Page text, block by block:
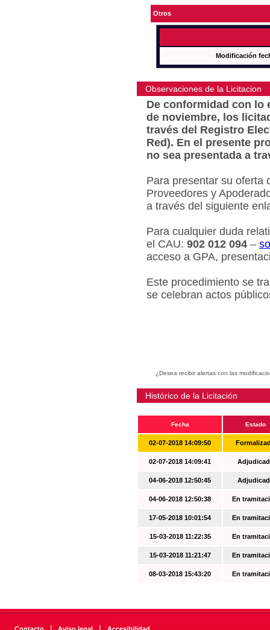
Otros
Modificación
Observaciones de la Licitacion
De conformidad con lo
de noviembre, los
través del Registro
Red). En el presente
no sea presentada a
Para presentar su oferta
Proveedores y
a través del siguiente
Para cualquier duda
el CAU: 902 012 094 –
acceso a GPA,
Este procedimiento se
se celebran actos
¿Desea recibir alertas con las
Histórico de la Licitación
Fecha Estado
02-07-2018 14:09:50
02-07-2018 14:09:41
04-06-2018 12:50:45
04-06-2018 12:50:38 En
17-05-2018 10:01:54 En
15-03-2018 11:22:35 En
15-03-2018 11:21:47 En
08-03-2018 15:43:20 En